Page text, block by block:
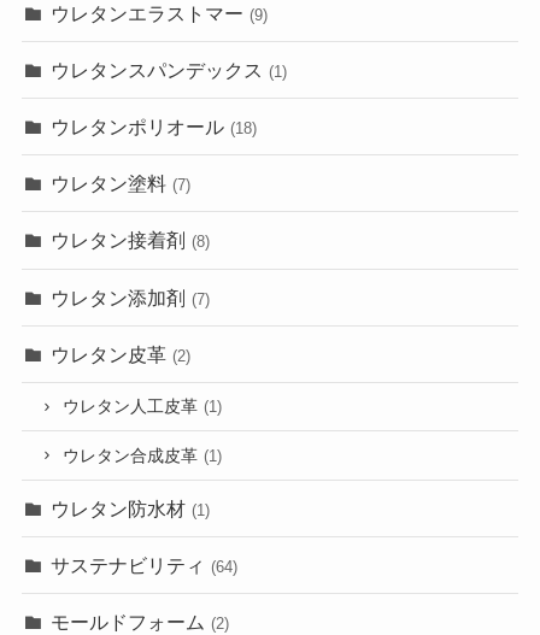
ウレタンエラストマー (9)
ウレタンスパンデックス (1)
ウレタンポリオール (18)
ウレタン塗料 (7)
ウレタン接着剤 (8)
ウレタン添加剤 (7)
ウレタン皮革 (2)
ウレタン人工皮革 (1)
ウレタン合成皮革 (1)
ウレタン防水材 (1)
サステナビリティ (64)
モールドフォーム (2)